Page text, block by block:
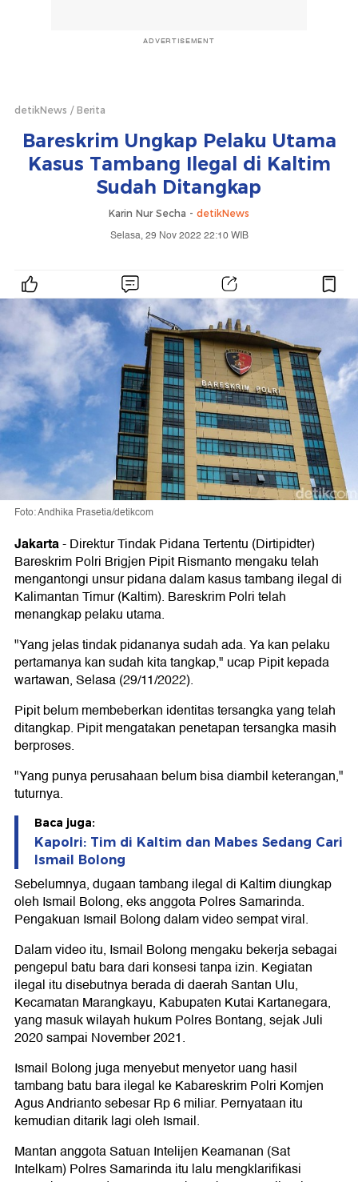
ADVERTISEMENT
detikNews Berita
Bareskrim Ungkap Pelaku Utama
Kasus Tambang Ilegal di Kaltim
Sudah Ditangkap
Karin Nur Secha - detikNews
Selasa, 29 Nov 2022 22:10 WIB
Foto: Andhika Prasetia/detikcom
Jakarta-Direktur Tindak Pidana Tertentu (Dirtipidter)
Bareskrim Polri Brigjen Pipit Rismanto mengaku telah
mengantongi unsur pidana dalam kasus tambang ilegal di
Kalimantan Timur (Kaltim). Bareskrim Polri telah
menangkap pelaku utama.
"Yang jelas tindak pidananya sudah ada. Ya kan pelaku
pertamanya kan sudah kita tangkap," ucap Pipit kepada
wartawan, Selasa (29/11/2022).
Pipit belum membeberkan identitas tersangka yang telah
ditangkap. Pipit mengatakan penetapan tersangka masih
berproses.
"Yang punya perusahaan belum bisa diambil keterangan,"
tuturnya.
Baca juga:
Kapolri: Tim di Kaltim dan Mabes Sedang Cari
Ismail Bolong
Sebelumnya, dugaan tambang ilegal di Kaltim diungkap
oleh Ismail Bolong, eks anggota Polres Samarinda.
Pengakuan Ismail Bolong dalam video sempat viral.
Dalam video itu, Ismail Bolong mengaku bekerja sebagai
pengepul batu bara dari konsesi tanpa izin. Kegiatan
ilegal itu disebutnya berada di daerah Santan Ulu,
Kecamatan Marangkayu, Kabupaten Kutai Kartanegara,
yang masuk wilayah hukum Polres Bontang, sejak Juli
2020 sampai November 2021.
Ismail Bolong juga menyebut menyetor uang hasil
tambang batu bara ilegal ke Kabareskrim Polri Komjen
Agus Andrianto sebesar Rp 6 miliar. Pernyataan itu
kemudian ditarik lagi oleh Ismail.
Mantan anggota Satuan Intelijen Keamanan (Sat
Intelkam) Polres Samarinda itu lalu mengklarifikasi